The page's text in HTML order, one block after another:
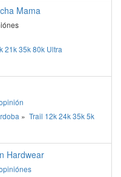
Mama
21k35k80k Ultra
» Trail 12k24k35k5k
Hardwear